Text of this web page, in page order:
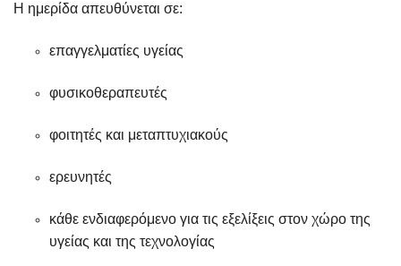
Η ημερίδα απευθύνεται σε:
επαγγελματίες υγείας
φυσικοθεραπευτές
φοιτητές και μεταπτυχιακούς
ερευνητές
κάθε ενδιαφερόμενο για τις εξελίξεις στον χώρο της
υγείας και της τεχνολογίας